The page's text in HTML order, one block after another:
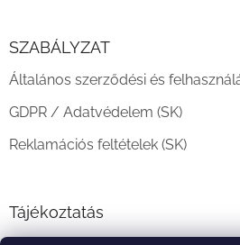
SZABÁLYZAT
Általános szerződési és
GDPR / Adatvédelem (SK)
Reklamációs feltételek (SK)
Tájékoztatás